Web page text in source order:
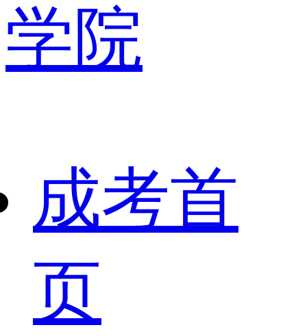
学院
成考首
页